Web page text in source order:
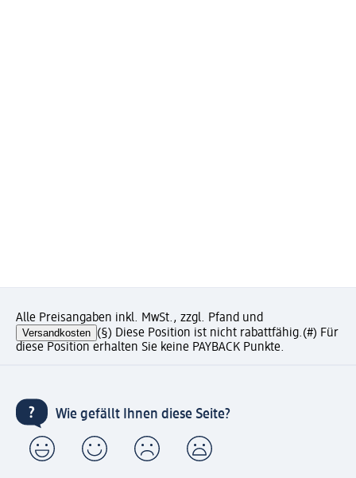
Alle Preisangaben inkl. MwSt., zzgl. Pfand und
Versandkosten (§) Diese Position ist nicht rabattfähig.(#) Für
diese Position erhalten Sie keine PAYBACK Punkte.
Wie gefällt Ihnen diese Seite?